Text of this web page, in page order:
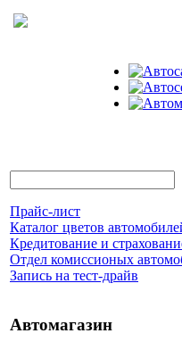
Прайс-лист
Каталог цветов
Кредитование и
Отдел комиссионых
Запись на тест-драйв
Автомагазин